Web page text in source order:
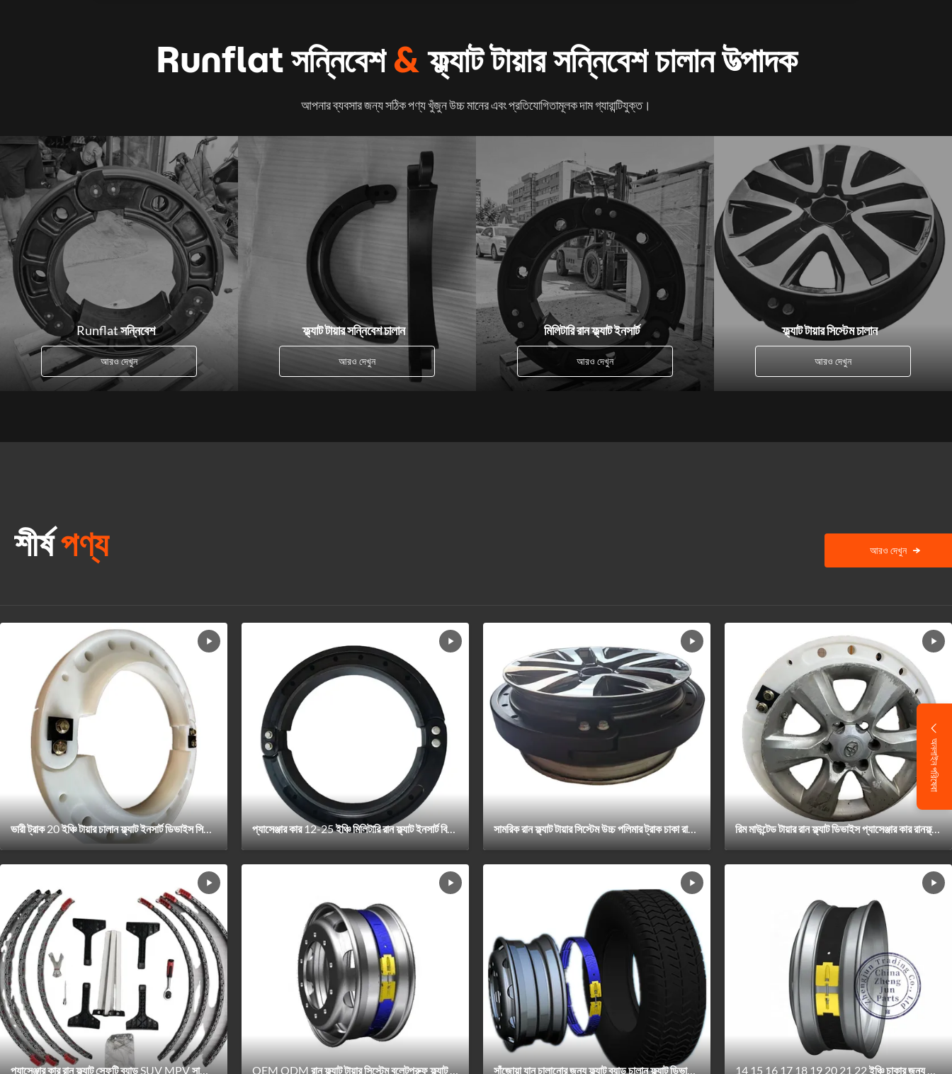
অনলাইন পরিষেবা
Runflat সন্নিবেশ&ফ্ল্যাট টায়ার সন্নিবেশ চালান উত্পাদক
আপনার ব্যবসার জন্য সঠিক পণ্য খুঁজুন উচ্চ মানের এবং প্রতিযোগিতামূলক দাম গ্যারান্টিযুক্ত।
Runflat সন্নিবেশ
আরও দেখুন
ফ্ল্যাট টায়ার সন্নিবেশ চালান
আরও দেখুন
মিলিটারি রান ফ্ল্যাট ইনসার্ট
আরও দেখুন
ফ্ল্যাট টায়ার সিস্টেম চালান
আরও দেখুন
শীর্ষপণ্য আরও দেখুন →
ভারী ট্রাক 20 ইঞ্চি টায়ার চালান ফ্ল্যাট ইনসার্ট ডিভাইস সিস্টেম 285/60R18 335/80R20 প্যাসেঞ্জার কার 12-25 ইঞ্চি মিলিটারি রান ফ্ল্যাট ইনসার্ট বিস্ফোরণরোধী সামরিক রান ফ্ল্যাট টায়ার সিস্টেম উচ্চ পলিমার ট্রাক চাকা রানফ্ল্যাট সন্নিবেশ রিম মাউন্টেড টায়ার রান ফ্ল্যাট ডিভাইস প্যাসেঞ্জার কার রানফ্ল্যাট ই এম ODM সন্নিবেশ
প্যাসেঞ্জার কার রান ফ্ল্যাট সেফটি ব্যান্ড SUV MPV সাপোর্ট রিং সিস্টেম OEM ODM রান ফ্ল্যাট টায়ার সিস্টেম বুলেটপ্রুফ ফ্ল্যাট টায়ার সুরক্ষা সাঁজোয়া যান চালানোর জন্য ফ্ল্যাট ব্যান্ড চালান ফ্ল্যাট ডিভাইস সাপোর্ট রিং সিস্টেম চালান 14 15 16 17 18 19 20 21 22 ইঞ্চি চাকার জন্য বাণিজ্যিক প্যাসেঞ্জার ট্রাক টায়ার সেফটি ব্যান্ড রানফ্ল্যাট সিস্টেম